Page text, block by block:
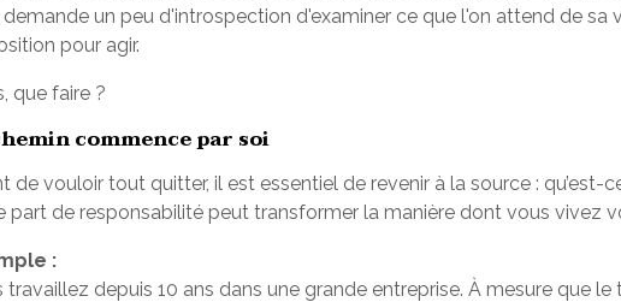
demande un peu d'introspection d'examiner ce que l'on attend de
pour agir.
que faire ?
commence par soi
de vouloir tout quitter, il est essentiel de revenir à la source :
part de responsabilité peut transformer la manière dont vous vivez
:
travaillez depuis 10 ans dans une grande entreprise. À mesure que